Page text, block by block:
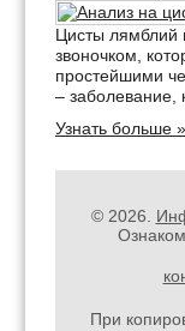
Цисты лямблий
звоночком,
простейшими
– заболевание,
Узнать больше »
© 2026.
При